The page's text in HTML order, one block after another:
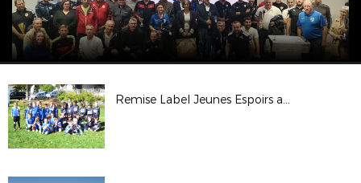
Remise Label Jeunes Espoirs au club du FC2 Sud Vendée